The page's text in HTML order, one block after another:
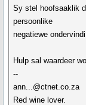
Sy stel hoofsaaklik
persoonlike
negatiewe
Hulp sal waardeer
--
ann...@ctnet.co.za
Red wine lover.